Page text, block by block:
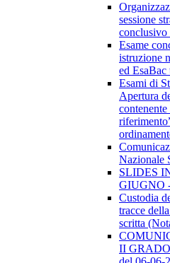
sessione
conclusivo
Esame
istruzione
ed EsaBac
Esami di
Apertura
Nazionale
SLIDES
GIUGNO
Custodia
tracce
scritta
II GRADO